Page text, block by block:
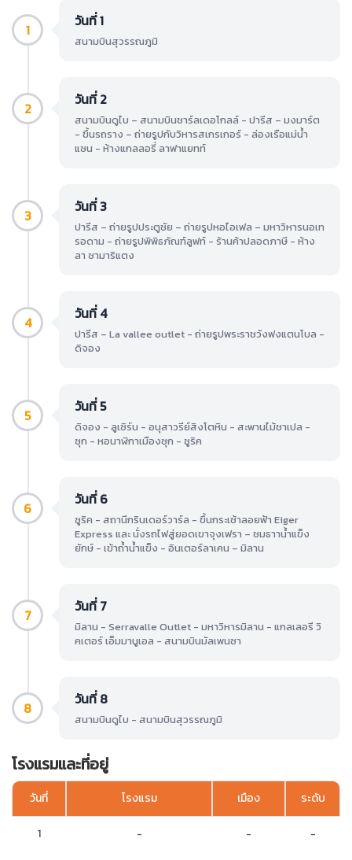
1 วันที่ 1
สนามบินสุวรรณภูมิ
2 วันที่ 2
สนามบินดูไบ – สนามบินชาร์ลเดอโกลล์ - ปารีส – มงมาร์ต
- ขึ้นรถราง – ถ่ายรูปกับวิหารสเกรเกอร์ - ล่องเรือแม่น้ำ
แซน - ห้างแกลลอรี่ ลาฟาแยทท์
3 วันที่ 3
ปารีส – ถ่ายรูปประตูชัย – ถ่ายรูปหอไอเฟล – มหาวิหารนอเท
รอดาม - ถ่ายรูปพิพิธภัณฑ์ลูฟท์ - ร้านค้าปลอดภาษี - ห้าง
ลา ซามาริแตง
4 วันที่ 4
ปารีส – La vallee outlet - ถ่ายรูปพระราชวังฟงแตนโบล -
ดิจอง
5 วันที่ 5
ดิจอง - ลูเซิร์น - อนุสาวรีย์สิงโตหิน - สะพานไม้ชาเปล -
ซุก - หอนาฬิกาเมืองซุก - ซูริค
6 วันที่ 6
ซูริค - สถานีกรินเดอร์วาร์ล - ขึ้นกระเช้าลอยฟ้า Eiger
Express และ นั่งรถไฟสู่ยอดเขาจุงเฟรา – ชมธาาน้ำแข็ง
ยักษ์ - เข้าถ้ำน้ำแข็ง - อินเตอร์ลาเคน – มิลาน
7 วันที่ 7
มิลาน - Serravalle Outlet - มหาวิหารมิลาน - แกลเลอรี วิ
คเตอร์ เอ็มมานูเอล - สนามบินมัลเพนซา
8 วันที่ 8
สนามบินดูไบ - สนามบินสุวรรณภูมิ
โรงแรมและที่อยู่
วันที่ โรงแรม เมือง ระดับ
1 - - -